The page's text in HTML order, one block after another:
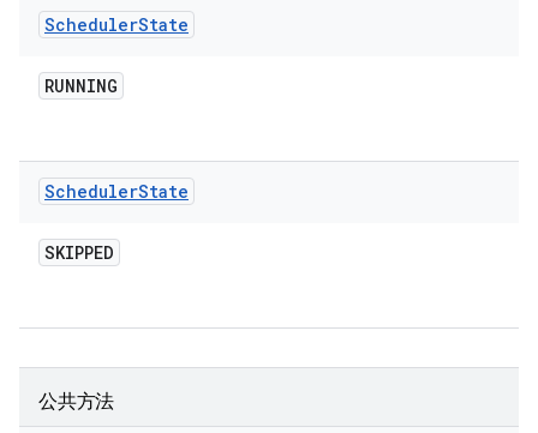
SchedulerState
RUNNING
SchedulerState
SKIPPED
公共方法